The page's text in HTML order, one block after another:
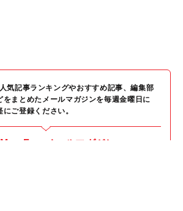
気記事ランキングやおすすめ記事、編集部
をまとめたメールマガジンを毎週金曜日に
ご登録ください。
Mac Fan メールマガジン